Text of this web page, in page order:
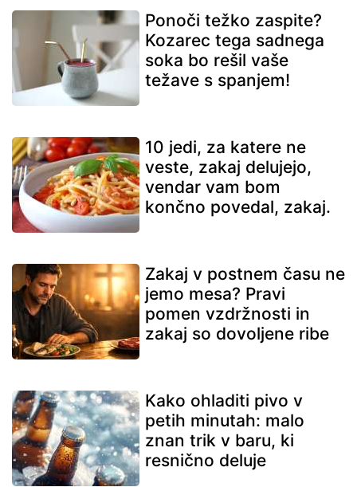
Ponoči težko zaspite?
Kozarec tega sadnega
soka bo rešil vaše
težave s spanjem!
10 jedi, za katere ne
veste, zakaj delujejo,
vendar vam bom
končno povedal, zakaj.
Zakaj v postnem času ne
jemo mesa? Pravi
pomen vzdržnosti in
zakaj so dovoljene ribe
Kako ohladiti pivo v
petih minutah: malo
znan trik v baru, ki
resnično deluje